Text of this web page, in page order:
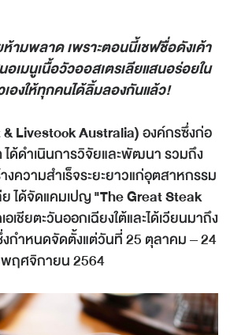
ห้ามพลาด เพราะตอนนี้เชฟชื่อดังเค้า
เมนูเนื้อวัวออสเตรเลียแสนอร่อยใน
องให้ทุกคนได้ลิ้มลองกันแล้ว!
Livestock Australia)องค์กรซึ่งก่อ
ด้ดำเนินการวิจัยและพัฒนา รวมถึง
ความสำเร็จระยะยาวแก่อุตสาหกรรม
ย ได้จัดแคมเปญ"The Great Steak
เชียตะวันออกเฉียงใต้และได้เวียนมาถึง
งกำหนดจัดตั้งแต่วันที่ 25 ตุลาคม – 24
พฤศจิกายน 2564